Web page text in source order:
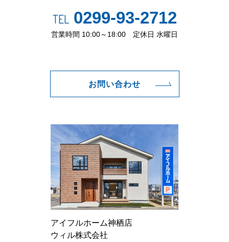
TEL0299-93-2712
営業時間 10:00～18:00 定休日 水曜日
お問い合わせ
アイフルホーム神栖店
ウィル株式会社